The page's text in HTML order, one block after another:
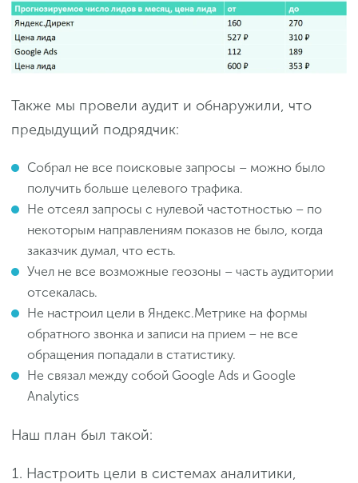
Также мы провели аудит и обнаружили, что
предыдущий подрядчик:
Собрал не все поисковые запросы – можно было
получить больше целевого трафика.
Не отсеял запросы с нулевой частотностью – по
некоторым направлениям показов не было, когда
заказчик думал, что есть.
Учел не все возможные геозоны – часть аудитории
отсекалась.
Не настроил цели в Яндекс.Метрике на формы
обратного звонка и записи на прием – не все
обращения попадали в статистику.
Не связал между собой Google Ads и Google
Analytics
Наш план был такой:
Настроить цели в системах аналитики,